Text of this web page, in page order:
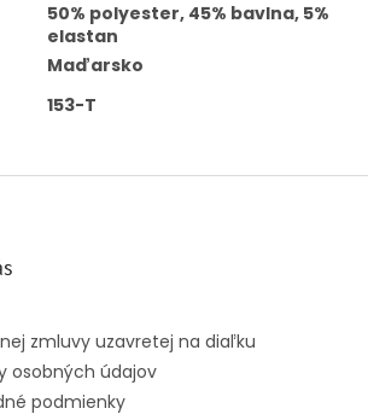
50% polyester, 45% bavlna, 5%
elastan
Maďarsko
153-T
zmluvy uzavretej na diaľku
osobných údajov
podmienky